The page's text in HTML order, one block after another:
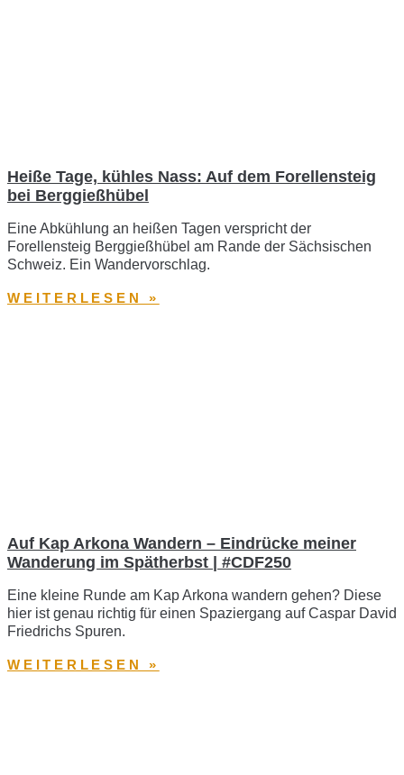
Heiße Tage, kühles Nass: Auf dem Forellensteig
bei Berggießhübel
Eine Abkühlung an heißen Tagen verspricht der
Forellensteig Berggießhübel am Rande der Sächsischen
Schweiz. Ein Wandervorschlag.
WEITERLESEN »
Auf Kap Arkona Wandern – Eindrücke meiner
Wanderung im Spätherbst | #CDF250
Eine kleine Runde am Kap Arkona wandern gehen? Diese
hier ist genau richtig für einen Spaziergang auf Caspar David
Friedrichs Spuren.
WEITERLESEN »